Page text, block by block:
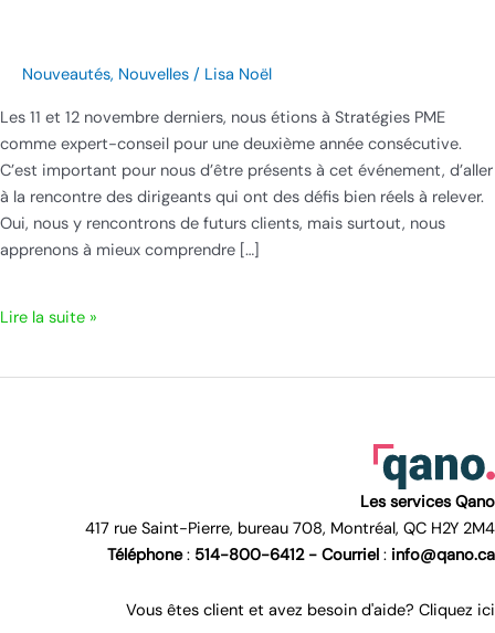
Nouveautés, Nouvelles / Lisa Noël
Les 11 et 12 novembre derniers, nous étions à Stratégies PME
comme expert-conseil pour une deuxième année consécutive.
C’est important pour nous d’être présents à cet événement, d’aller
à la rencontre des dirigeants qui ont des défis bien réels à relever.
Oui, nous y rencontrons de futurs clients, mais surtout, nous
apprenons à mieux comprendre […]
Qano
Lire la suite »
Les services Qano
417 rue Saint-Pierre, bureau 708, Montréal, QC H2Y 2M4
Téléphone: 514-800-6412 - Courriel : info@qano.ca
Vous êtes client et avez besoin d'aide? Cliquez ici